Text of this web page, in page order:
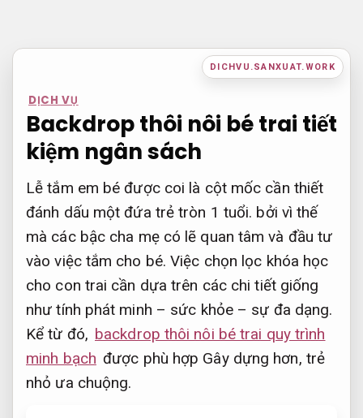
nội
DICHVU.SANXUAT.WORK
DỊCH VỤ
Backdrop thôi nôi bé trai tiết
kiệm ngân sách
Lễ tắm em bé được coi là cột mốc cần thiết
đánh dấu một đứa trẻ tròn 1 tuổi. bởi vì thế
mà các bậc cha mẹ có lẽ quan tâm và đầu tư
vào việc tắm cho bé. Việc chọn lọc khóa học
cho con trai cần dựa trên các chi tiết giống
như tính phát minh – sức khỏe – sự đa dạng.
Kể từ đó, backdrop thôi nôi bé trai quy trình
minh bạch được phù hợp Gây dựng hơn, trẻ
nhỏ ưa chuộng.